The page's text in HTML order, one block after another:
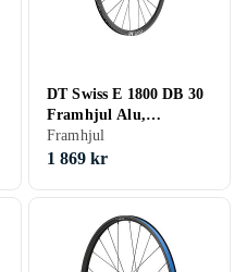
DT Swiss E 1800 DB 30
Framhjul Alu,
12x100mm TA,
Clincher/TL, 880g
Framhjul
1 869 kr